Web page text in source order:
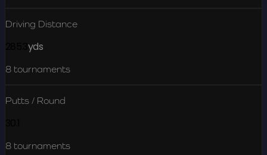
Driving Distance
yds
8 tournaments
Putts / Round
8 tournaments